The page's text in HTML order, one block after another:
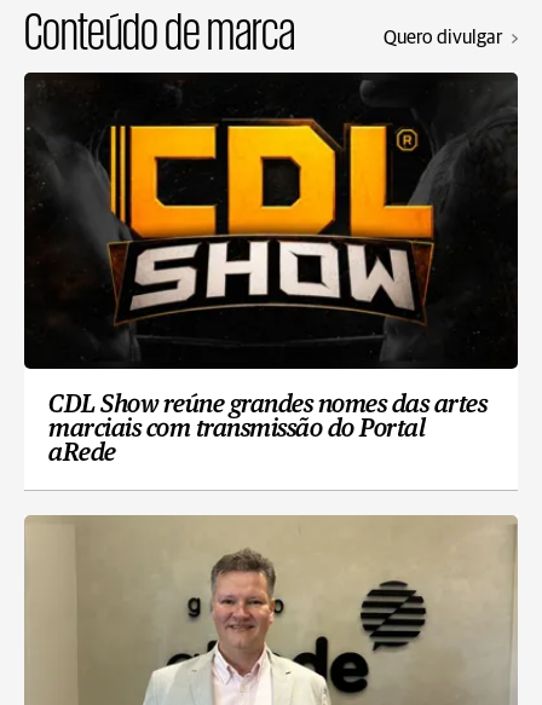
Conteúdo de marca Quero divulgar
CDL Show reúne grandes nomes das artes
marciais com transmissão do Portal
aRede